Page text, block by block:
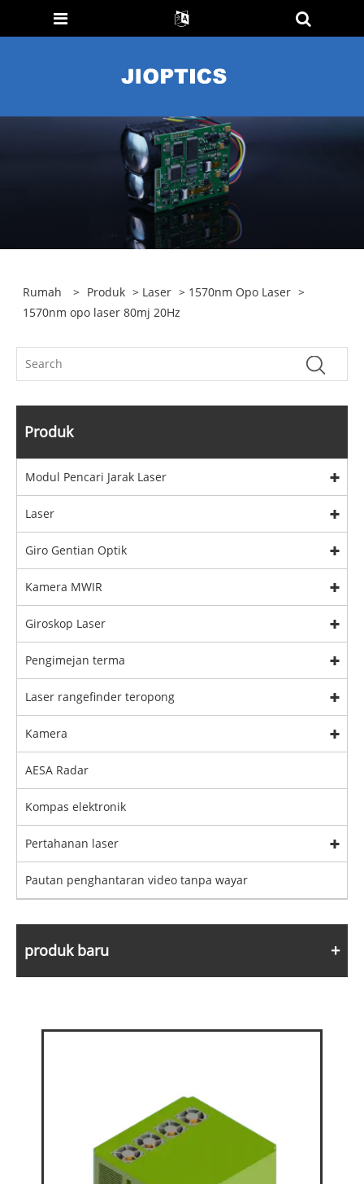
Rumah > Produk > Laser > 1570nm Opo Laser >
1570nm opo laser 80mj 20Hz
Produk
Modul Pencari Jarak Laser
Laser
Giro Gentian Optik
Kamera MWIR
Giroskop Laser
Pengimejan terma
Laser rangefinder teropong
Kamera
AESA Radar
Kompas elektronik
Pertahanan laser
Pautan penghantaran video tanpa wayar
produk baru